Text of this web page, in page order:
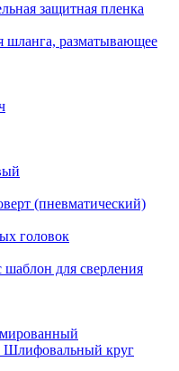
защитная пленка
шланга, разматывающее
(пневматический)
головок
шаблон для сверления
Шлифовальный круг